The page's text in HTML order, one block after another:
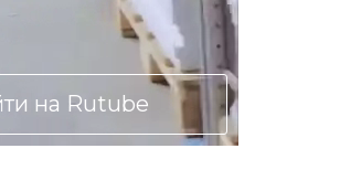
на Rutube